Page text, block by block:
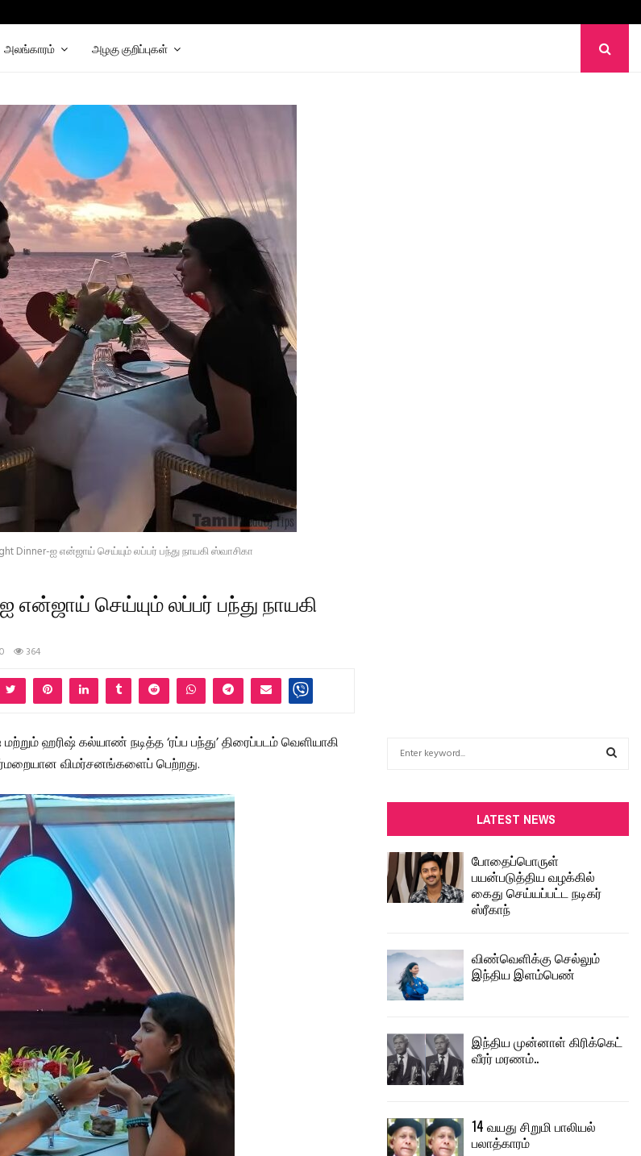
அலங்காரம் அழகு குறிப்புகள்
Dinner-ஐ என்ஜாய் செய்யும் லப்பர் பந்து நாயகி ஸ்வாசிகா
ஐ என்ஜாய் செய்யும் லப்பர் பந்து நாயகி
0 364
ஹரிஷ் கல்யாண் நடித்த ‘ரப்ப பந்து’ திரைப்படம் வெளியாகி
விமர்சனங்களைப் பெற்றது.
f
o
r
:
LATEST NEWS
போதைப்பொருள்
பயன்படுத்திய வழக்கில்
கைது செய்யப்பட்ட நடிகர்
ஸ்ரீகாந்
விண்வெளிக்கு செல்லும்
இந்திய இளம்பெண்
இந்திய முன்னாள் கிரிக்கெட்
வீரர் மரணம்..
14 வயது சிறுமி பாலியல்
பலாத்காரம்